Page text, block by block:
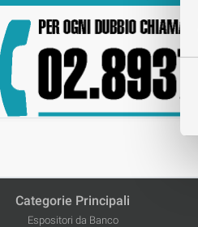
Categorie Principali
Espositori da Banco